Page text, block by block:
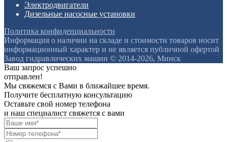
Электродвигатели
Дизельные насосные установки
Политика конфиденциальности
Информация о наличии на складе и стоимости товаров носит
информационный характер и не является публичной офертой
Завод гидравлических машин © 2014-2026, Минск
Ваш запрос успешно
отправлен!
Мы свяжемся с Вами в ближайшее время.
Получите бесплатную консультацию
Оставьте свой номер телефона
и наш специалист свяжется с вами